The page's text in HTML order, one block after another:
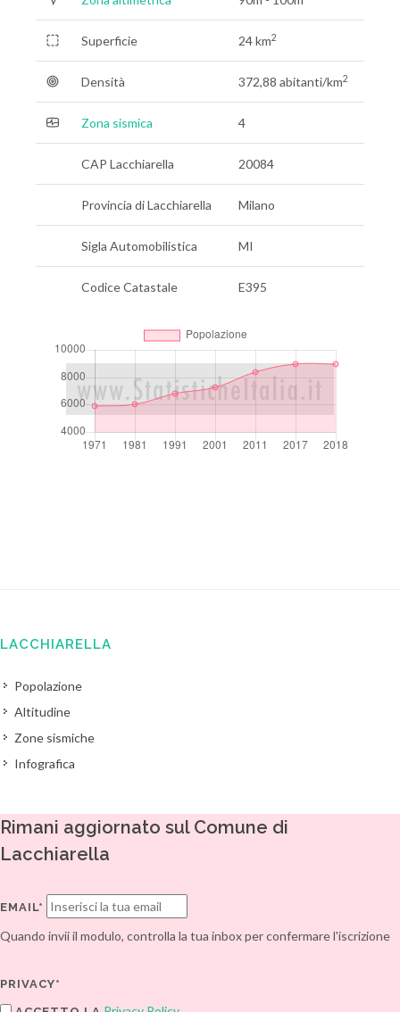
Superficie 24 km2
Densità 372,88 abitanti/km2
Zona sismica 4
CAP Lacchiarella 20084
Provincia di Lacchiarella Milano
Sigla Automobilistica MI
Codice Catastale E395
LACCHIARELLA
Popolazione
Altitudine
Zone sismiche
Infografica
Rimani aggiornato sul Comune di
Lacchiarella
EMAIL*
Quando invii il modulo, controlla la tua inbox per confermare l'iscrizione
PRIVACY*